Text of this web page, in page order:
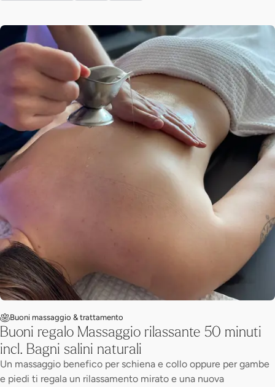
Buoni massaggio & trattamento
Buoni regalo Massaggio rilassante 50 minuti
incl. Bagni salini naturali
Un massaggio benefico per schiena e collo oppure per gambe
e piedi ti regala un rilassamento mirato e una nuova